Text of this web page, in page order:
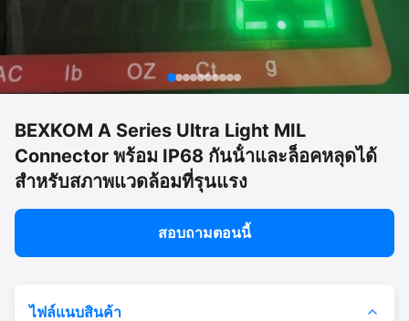
BEXKOM A Series Ultra Light MIL
Connector พร้อม IP68 กันน้ําและล็อคหลุดได้
สําหรับสภาพแวดล้อมที่รุนแรง
สอบถามตอนนี้
ไฟล์แนบสินค้า